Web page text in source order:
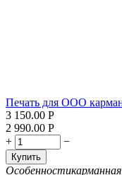
Печать для ООО
3 150.00 Р
2 990.00 Р
+
−
Купить
Особенности